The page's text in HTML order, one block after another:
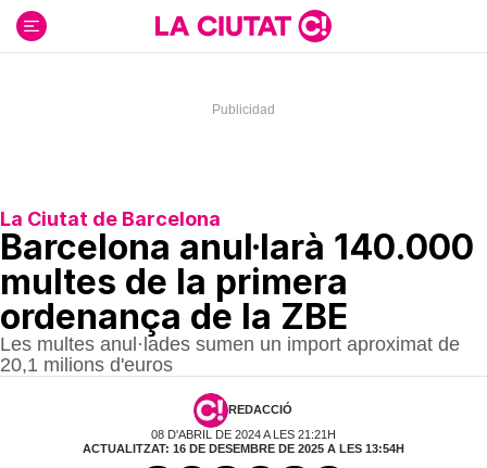
contenido
La Ciutat de Barcelona
Barcelona anul·larà 140.000
multes de la primera
ordenança de la ZBE
Les multes anul·lades sumen un import aproximat de
20,1 milions d'euros
REDACCIÓ
08 D'ABRIL DE 2024 A LES 21:21H
ACTUALITZAT: 16 DE DESEMBRE DE 2025 A LES 13:54H